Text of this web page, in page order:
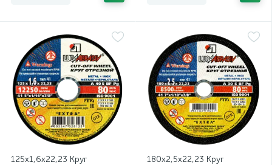
125х1,6х22,23 Круг
180х2,5х22,23 Круг